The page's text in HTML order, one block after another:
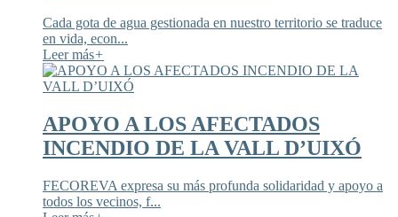
Cada gota de agua gestionada en nuestro territorio se traduce
en vida, econ...
Leer más+
APOYO A LOS AFECTADOS
INCENDIO DE LA VALL D’UIXÓ
FECOREVA expresa su más profunda solidaridad y apoyo a
todos los vecinos, f...